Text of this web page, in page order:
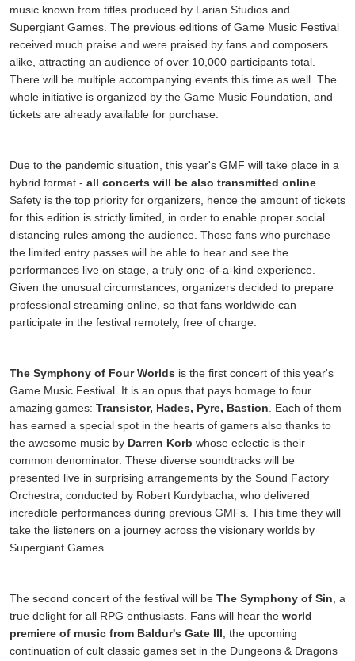
music known from titles produced by Larian Studios and
Supergiant Games. The previous editions of Game Music Festival
received much praise and were praised by fans and composers
alike, attracting an audience of over 10,000 participants total.
There will be multiple accompanying events this time as well. The
whole initiative is organized by the Game Music Foundation, and
tickets are already available for purchase.
Due to the pandemic situation, this year's GMF will take place in a
hybrid format - all concerts will be also transmitted online.
Safety is the top priority for organizers, hence the amount of tickets
for this edition is strictly limited, in order to enable proper social
distancing rules among the audience. Those fans who purchase
the limited entry passes will be able to hear and see the
performances live on stage, a truly one-of-a-kind experience.
Given the unusual circumstances, organizers decided to prepare
professional streaming online, so that fans worldwide can
participate in the festival remotely, free of charge.
The Symphony of Four Worlds is the first concert of this year's
Game Music Festival. It is an opus that pays homage to four
amazing games: Transistor, Hades, Pyre, Bastion. Each of them
has earned a special spot in the hearts of gamers also thanks to
the awesome music by Darren Korb whose eclectic is their
common denominator. These diverse soundtracks will be
presented live in surprising arrangements by the Sound Factory
Orchestra, conducted by Robert Kurdybacha, who delivered
incredible performances during previous GMFs. This time they will
take the listeners on a journey across the visionary worlds by
Supergiant Games.
The second concert of the festival will be The Symphony of Sin, a
true delight for all RPG enthusiasts. Fans will hear the world
premiere of music from Baldur's Gate III, the upcoming
continuation of cult classic games set in the Dungeons & Dragons